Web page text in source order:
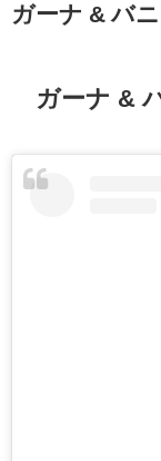
ガーナ & バ
ガーナ &